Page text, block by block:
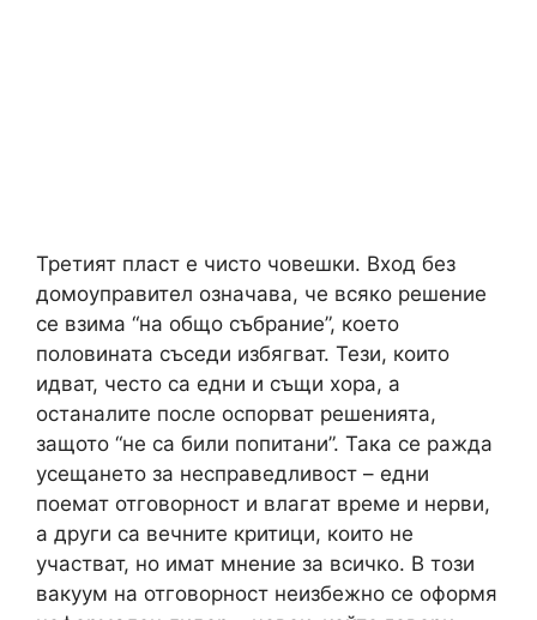
Третият пласт е чисто човешки. Вход без
домоуправител означава, че всяко решение
се взима “на общо събрание”, което
половината съседи избягват. Тези, които
идват, често са едни и същи хора, а
останалите после оспорват решенията,
защото “не са били попитани”. Така се ражда
усещането за несправедливост – едни
поемат отговорност и влагат време и нерви,
а други са вечните критици, които не
участват, но имат мнение за всичко. В този
вакуум на отговорност неизбежно се оформя